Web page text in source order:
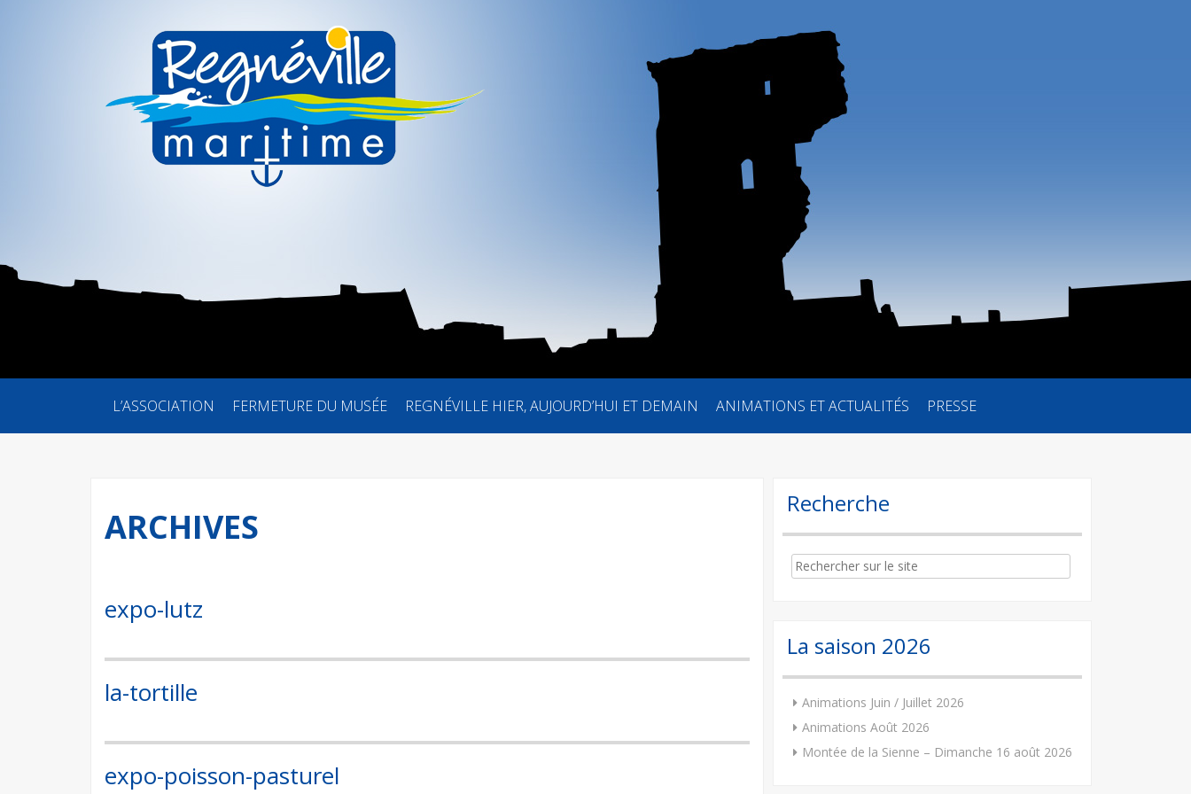
SKIP
CONTENT
L’ASSOCIATION FERMETURE DU MUSÉE REGNÉVILLE HIER, AUJOURD’HUI ET DEMAIN ANIMATIONS ET ACTUALITÉS PRESSE
ARCHIVES
expo-lutz
la-tortille
expo-poisson-pasturel
Recherche
Search
for:
La saison 2026
Animations Juin / Juillet 2026
Animations Août 2026
Montée de la Sienne – Dimanche 16 août 2026